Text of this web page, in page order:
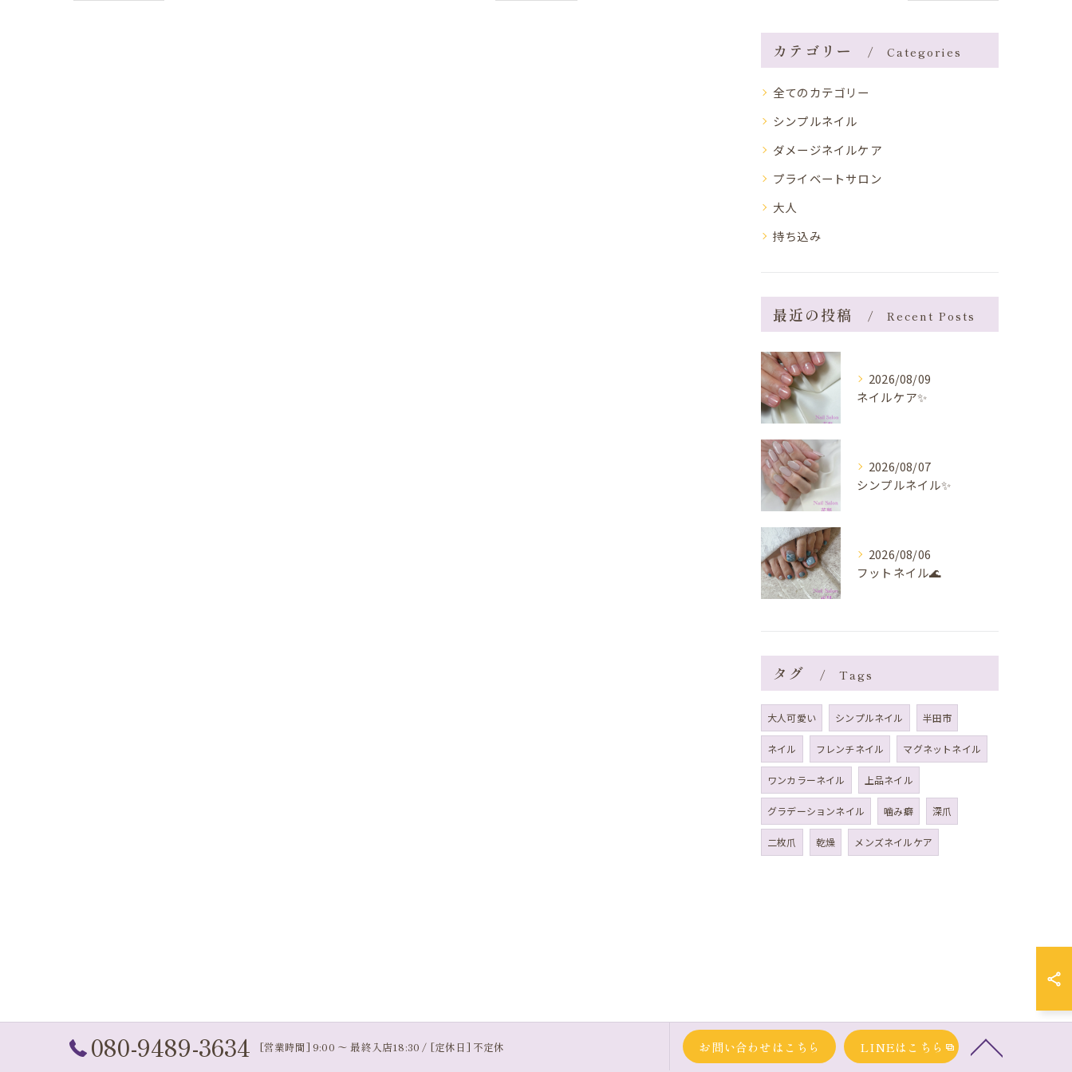
カテゴリー Categories
全てのカテゴリー
シンプルネイル
ダメージネイルケア
プライベートサロン
大人
持ち込み
最近の投稿 Recent Posts
2026/08/09
ネイルケア✨️
2026/08/07
シンプルネイル✨️
2026/08/06
フットネイル🌊
タグ Tags
大人可愛い シンプルネイル 半田市
ネイル フレンチネイル マグネットネイル
ワンカラーネイル 上品ネイル
グラデーションネイル 噛み癖 深爪
二枚爪 乾燥 メンズネイルケア
080-9489-3634 [営業時間] 9:00 〜 最終入店18:30 / [定休日] 不定休 お問い合わせはこちら LINEはこちら